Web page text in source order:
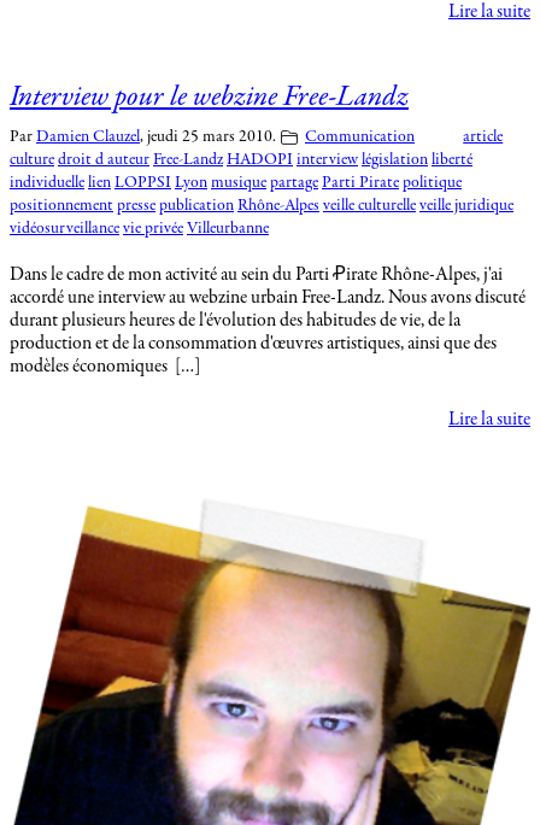
Lire la suite
Interview pour le webzine Free-Landz
Par Damien Clauzel, jeudi 25 mars 2010. Communication
article
culture droit d auteur Free-Landz HADOPI interview législation liberté
individuelle lien LOPPSI Lyon musique partage Parti Pirate politique
positionnement presse publication Rhône-Alpes veille culturelle veille juridique
vidéosurveillance vie privée Villeurbanne
Dans le cadre de mon activité au sein du Parti Ꝓirate Rhône-Alpes, j'ai
accordé une interview au webzine urbain Free-Landz. Nous avons discuté
durant plusieurs heures de l'évolution des habitudes de vie, de la
production et de la consommation d'œuvres artistiques, ainsi que des
modèles économiques […]
Lire la suite